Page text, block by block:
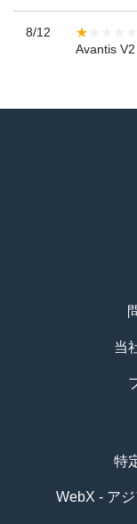
8/12
Avantis
当
特
WebX - ア